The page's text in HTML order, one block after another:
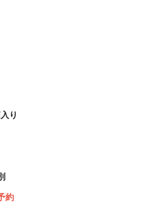
り
約